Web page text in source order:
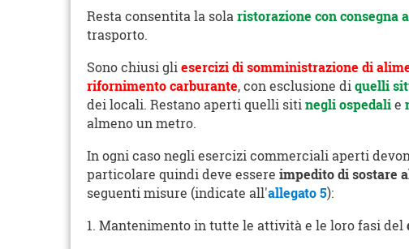
Resta consentita la sola ristorazione con consegna
trasporto.
Sono chiusi gli esercizi di somministrazione di
rifornimento carburante, con esclusione di quelli
dei locali. Restano aperti quelli siti negli ospedali e
almeno un metro.
In ogni caso negli esercizi commerciali aperti
particolare quindi deve essere impedito di sostare
seguenti misure (indicate all'allegato 5):
1. Mantenimento in tutte le attività e le loro fasi del